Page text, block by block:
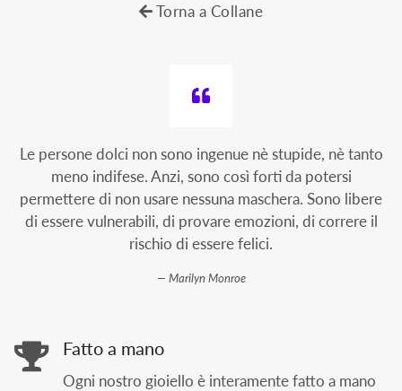
Torna a Collane
Le persone dolci non sono ingenue nè stupide, nè tanto
meno indifese. Anzi, sono così forti da potersi
permettere di non usare nessuna maschera. Sono libere
di essere vulnerabili, di provare emozioni, di correre il
rischio di essere felici.
Marilyn Monroe
Fatto a mano
Ogni nostro gioiello è interamente fatto a mano